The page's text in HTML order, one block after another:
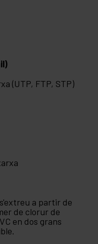
(UTP, FTP, STP)
a partir de
de clorur de
en dos grans